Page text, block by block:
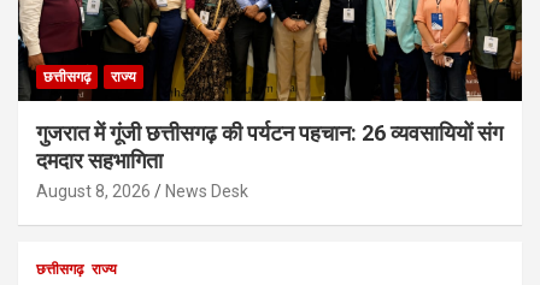
छत्तीसगढ़ राज्य
गुजरात में गूंजी छत्तीसगढ़ की पर्यटन पहचान: 26 व्यवसायियों संग
दमदार सहभागिता
August 8, 2026 News Desk
छत्तीसगढ़ राज्य